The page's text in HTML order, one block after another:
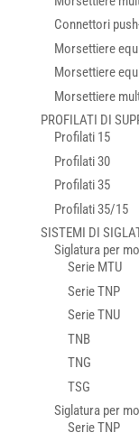
Connettori
Morsettiere
Morsettiere
Morsettiere
PROFILATI DI
Profilati 15
Profilati 30
Profilati 35
Profilati 35/15
SISTEMI DI
Siglatura per
Serie MTU
Serie TNP
Serie TNU
TNB
TNG
TSG
Siglatura per
Serie TNP